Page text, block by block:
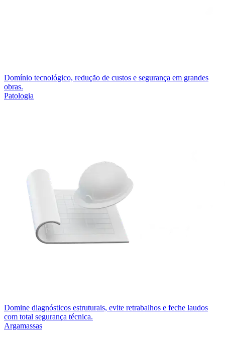
Domínio tecnológico, redução de custos e segurança em grandes
obras.
Patologia
Domine diagnósticos estruturais, evite retrabalhos e feche laudos
com total segurança técnica.
Argamassas